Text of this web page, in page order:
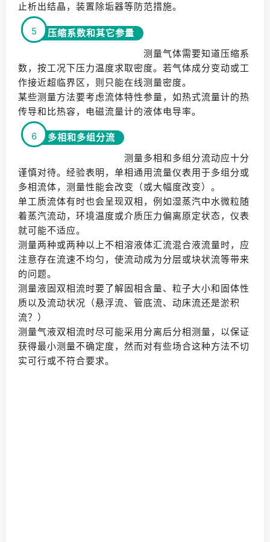
止析出结晶，装置除垢器等防范措施。
5
压缩系数和其它参量
测量气体需要知道压缩系
数，按工况下压力温度求取密度。若气体成分变动或工
作接近超临界区，则只能在线测量密度。
某些测量方法要考虑流体特性参量，如热式流量计的热
传导和比热容，电磁流量计的液体电导率。
6
多相和多组分流
测量多相和多组分流动应十分
谨慎对待。经验表明，单相通用流量仪表用于多组分或
多相流体，测量性能会改变（或大幅度改变）。
单工质流体有时也会呈现双相，例如湿蒸汽中水微粒随
着蒸汽流动，环境温度或介质压力偏离原定状态，仪表
就可能不适应。
测量两种或两种以上不相溶液体汇流混合液流量时，应
注意存在流速不均匀，使流动成为分层或块状流等带来
的问题。
测量液固双相流时要了解固相含量、粒子大小和固体性
质以及流动状况（悬浮流、管底流、动床流还是淤积
流？）
测量气液双相流时尽可能采用分离后分相测量，以保证
获得最小测量不确定度，然而对有些场合这种方法不切
实可行或不符合要求。